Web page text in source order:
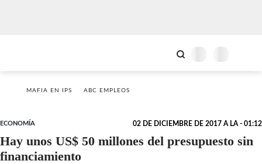
MAFIA EN IPS ABC EMPLEOS
ECONOMÍA 02 DE DICIEMBRE DE 2017 A LA - 01:12
Hay unos US$ 50 millones del presupuesto sin
financiamiento